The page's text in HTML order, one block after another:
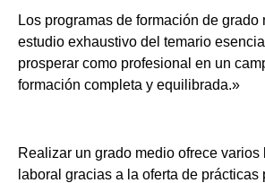
Los programas de formación de
estudio exhaustivo del temario
prosperar como profesional en un
formación completa y equilibrada.»
Realizar un grado medio ofrece
laboral gracias a la oferta de prácticas